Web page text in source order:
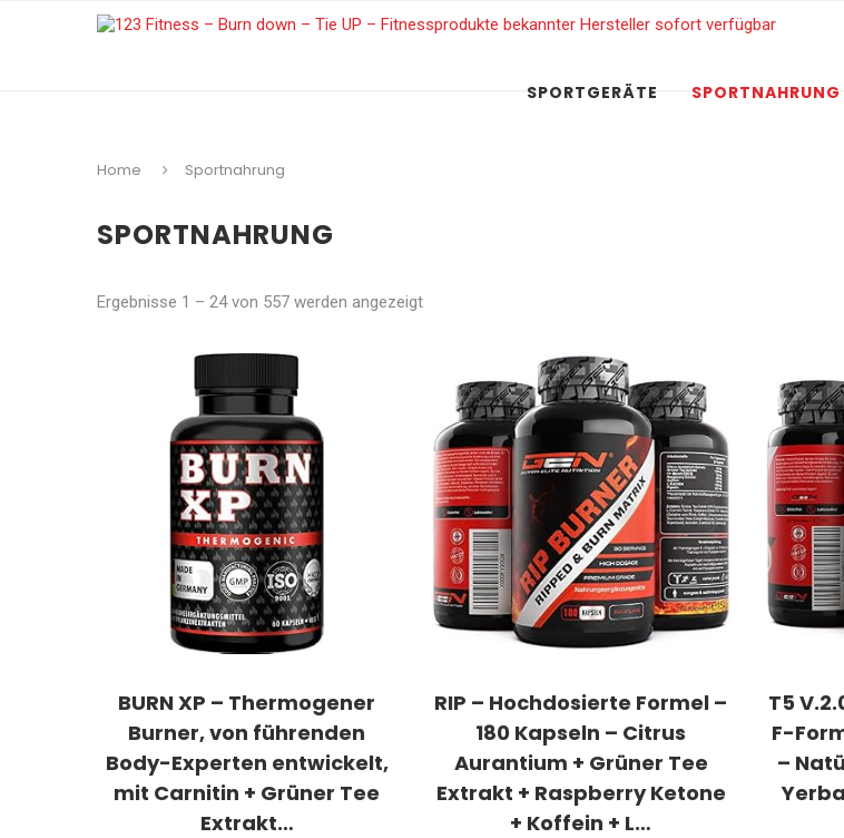
SPORTGERÄTE SPORTNAHRUNG
Home Sportnahrung
SPORTNAHRUNG
Ergebnisse 1 – 24 von 557 werden angezeigtNach
BURN XP – Thermogener
Burner, von führenden
Body-Experten entwickelt,
mit Carnitin + Grüner Tee
Extrakt…
RIP – Hochdosierte Formel –
180 Kapseln – Citrus
Aurantium + Grüner Tee
Extrakt + Raspberry Ketone
+ Koffein + L…
T5
F-
–